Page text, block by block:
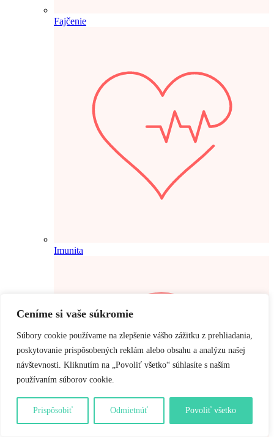
Ceníme si vaše súkromie
Súbory cookie používame na zlepšenie vášho zážitku z prehliadania,
poskytovanie prispôsobených reklám alebo obsahu a analýzu našej
návštevnosti. Kliknutím na „Povoliť všetko“ súhlasíte s naším
používaním súborov cookie.
Prispôsobiť Odmietnúť Povoliť všetko
Fajčenie
Imunita